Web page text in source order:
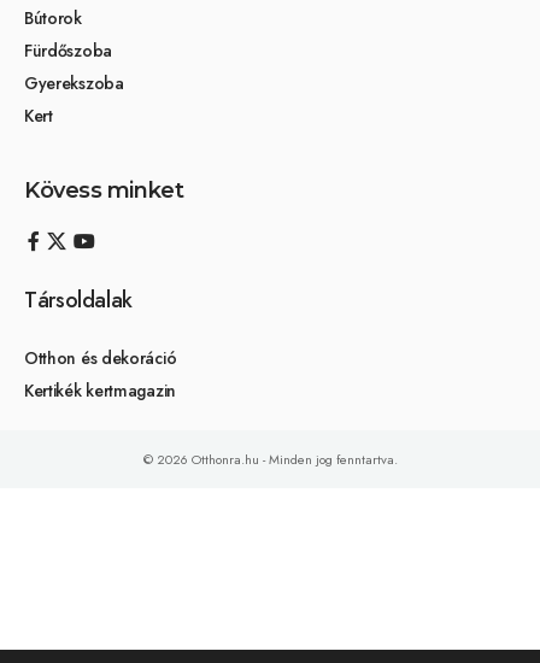
Bútorok
Fürdőszoba
Gyerekszoba
Kert
Kövess minket
Társoldalak
Otthon és dekoráció
Kertikék kertmagazin
© 2026 Otthonra.hu - Minden jog fenntartva.